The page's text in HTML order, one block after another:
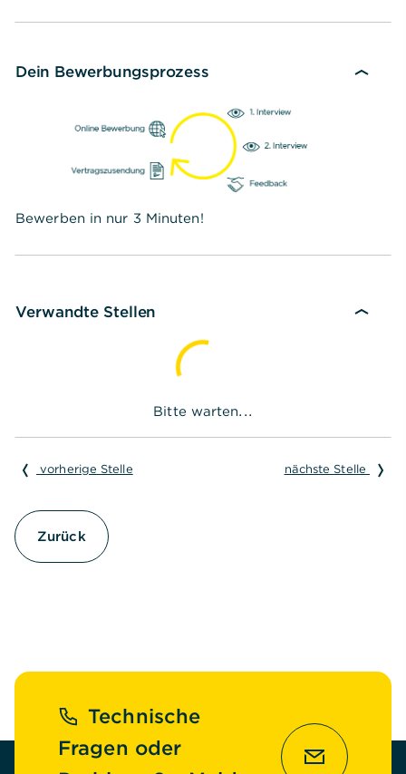
Dein Bewerbungsprozess
Bewerben in nur 3 Minuten!
Verwandte Stellen
Bitte warten...
vorherige Stelle nächste Stelle
Zurück
Fußzeile
Technische
Fragen oder